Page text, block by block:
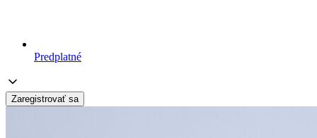
Predplatné
Zaregistrovať sa